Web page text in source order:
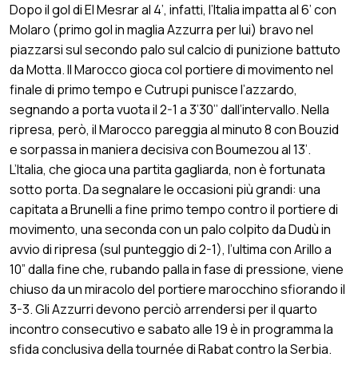
Dopo il gol di El Mesrar al 4’, infatti, l’Italia impatta al 6’ con
Molaro (primo gol in maglia Azzurra per lui) bravo nel
piazzarsi sul secondo palo sul calcio di punizione battuto
da Motta. Il Marocco gioca col portiere di movimento nel
finale di primo tempo e Cutrupi punisce l’azzardo,
segnando a porta vuota il 2-1 a 3’30’’ dall’intervallo. Nella
ripresa, però, il Marocco pareggia al minuto 8 con Bouzid
e sorpassa in maniera decisiva con Boumezou al 13’.
L’Italia, che gioca una partita gagliarda, non è fortunata
sotto porta. Da segnalare le occasioni più grandi: una
capitata a Brunelli a fine primo tempo contro il portiere di
movimento, una seconda con un palo colpito da Dudù in
avvio di ripresa (sul punteggio di 2-1), l’ultima con Arillo a
10” dalla fine che, rubando palla in fase di pressione, viene
chiuso da un miracolo del portiere marocchino sfiorando il
3-3. Gli Azzurri devono perciò arrendersi per il quarto
incontro consecutivo e sabato alle 19 è in programma la
sfida conclusiva della tournée di Rabat contro la Serbia.